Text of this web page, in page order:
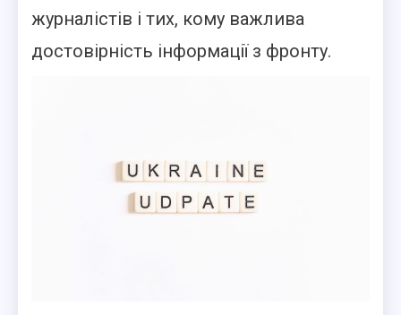
журналістів і тих, кому важлива
достовірність інформації з фронту.